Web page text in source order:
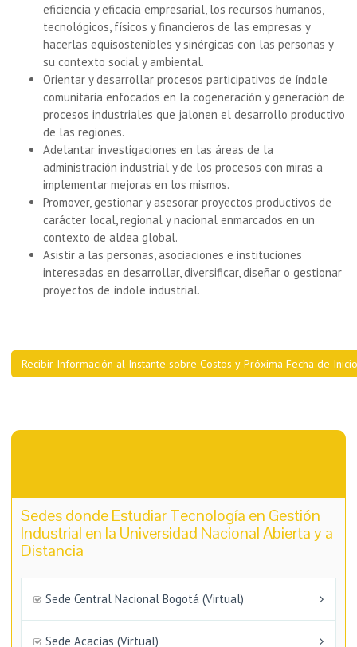
eficiencia y eficacia empresarial, los recursos humanos,
tecnológicos, físicos y financieros de las empresas y
hacerlas equisostenibles y sinérgicas con las personas y
su contexto social y ambiental.
Orientar y desarrollar procesos participativos de índole
comunitaria enfocados en la cogeneración y generación de
procesos industriales que jalonen el desarrollo productivo
de las regiones.
Adelantar investigaciones en las áreas de la
administración industrial y de los procesos con miras a
implementar mejoras en los mismos.
Promover, gestionar y asesorar proyectos productivos de
carácter local, regional y nacional enmarcados en un
contexto de aldea global.
Asistir a las personas, asociaciones e instituciones
interesadas en desarrollar, diversificar, diseñar o gestionar
proyectos de índole industrial.
Recibir Información al Instante sobre Costos y Próxima Fecha de Inicio
Sedes donde Estudiar Tecnología en Gestión
Industrial en la Universidad Nacional Abierta y a
Distancia
Sede Central Nacional Bogotá (Virtual)
Sede Acacías (Virtual)